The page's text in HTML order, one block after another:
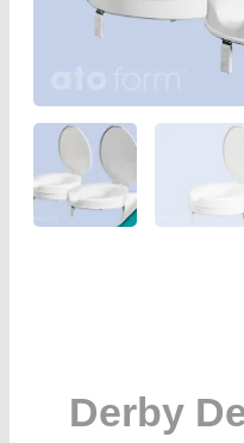
Derby